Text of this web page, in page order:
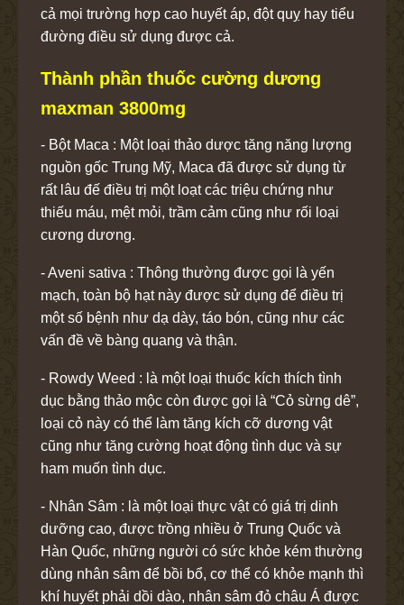
cả mọi trường hợp cao huyết áp, đột quỵ hay tiểu
đường điều sử dụng được cả.
Thành phần thuốc cường dương
maxman 3800mg
- Bột Maca : Một loại thảo dược tăng năng lượng
nguồn gốc Trung Mỹ, Maca đã được sử dụng từ
rất lâu đế điều trị một loạt các triệu chứng như
thiếu máu, mệt mỏi, trầm cảm cũng như rối loại
cương dương.
- Aveni sativa : Thông thường được gọi là yến
mạch, toàn bộ hạt này được sử dụng để điều trị
một số bệnh như dạ dày, táo bón, cũng như các
vấn đề về bàng quang và thận.
- Rowdy Weed : là một loại thuốc kích thích tình
dục bằng thảo mộc còn được gọi là “Cỏ sừng dê”,
loại cỏ này có thể làm tăng kích cỡ dương vật
cũng như tăng cường hoạt động tình dục và sự
ham muốn tình dục.
- Nhân Sâm : là một loại thực vật có giá trị dinh
dưỡng cao, được trồng nhiều ở Trung Quốc và
Hàn Quốc, những người có sức khỏe kém thường
dùng nhân sâm để bồi bổ, cơ thể có khỏe mạnh thì
khí huyết phải dồi dào, nhân sâm đỏ châu Á được